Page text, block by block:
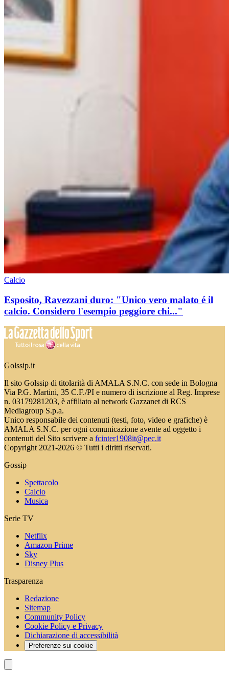
Calcio
Esposito, Ravezzani duro: "Unico vero malato é il
calcio. Considero l'esempio peggiore chi..."
Golssip.it
Il sito Golssip di titolarità di AMALA S.N.C. con sede in Bologna
Via P.G. Martini, 35 C.F./PI e numero di iscrizione al Reg. Imprese
n. 03179281203, è affiliato al network Gazzanet di RCS
Mediagroup S.p.a.
Unico responsabile dei contenuti (testi, foto, video e grafiche) è
AMALA S.N.C. per ogni comunicazione avente ad oggetto i
contenuti del Sito scrivere a fcinter1908it@pec.it
Copyright 2021-2026 © Tutti i diritti riservati.
Gossip
Spettacolo
Calcio
Musica
Serie TV
Netflix
Amazon Prime
Sky
Disney Plus
Trasparenza
Redazione
Sitemap
Community Policy
Cookie Policy e Privacy
Dichiarazione di accessibilità
Preferenze sui cookie